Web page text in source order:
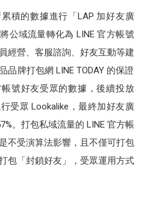
積的數據進行「LAP 加好友廣
公域流量轉化為 LINE 官方帳號
經營、客服諮詢、好友互動等建
品牌打包網 LINE TODAY 的保證
號好友受眾的數據，後續投放
受眾 Lookalike，最終加好友廣
。打包私域流量的 LINE 官方帳
不受演算法影響，且不僅可打包
包「封鎖好友」，受眾運用方式